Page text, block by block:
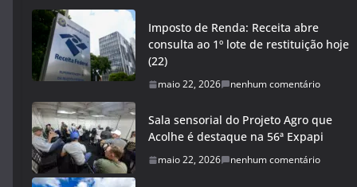
Imposto de Renda: Receita abre
consulta ao 1º lote de restituição hoje
(22)
maio 22, 2026 nenhum comentário
Sala sensorial do Projeto Agro que
Acolhe é destaque na 56ª Expapi
maio 22, 2026 nenhum comentário